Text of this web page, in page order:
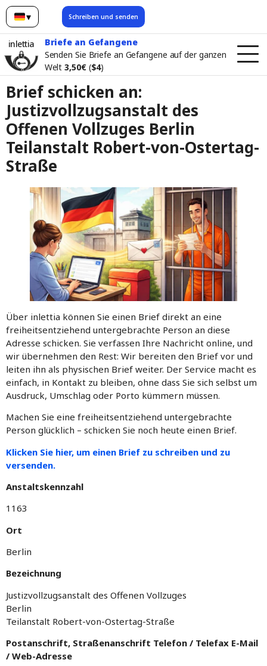
▾
Deutsch Schreiben und senden
inlettia
Briefe an Gefangene
Senden Sie Briefe an Gefangene auf der ganzen
Welt 3,50€ ($4)
Brief schicken an:
Justizvollzugsanstalt des
Offenen Vollzuges Berlin
Teilanstalt Robert-von-Ostertag-
Straße
Über inlettia können Sie einen Brief direkt an eine
freiheitsentziehend untergebrachte Person an diese
Adresse schicken. Sie verfassen Ihre Nachricht online, und
wir übernehmen den Rest: Wir bereiten den Brief vor und
leiten ihn als physischen Brief weiter. Der Service macht es
einfach, in Kontakt zu bleiben, ohne dass Sie sich selbst um
Ausdruck, Umschlag oder Porto kümmern müssen.
Machen Sie eine freiheitsentziehend untergebrachte
Person glücklich – schicken Sie noch heute einen Brief.
Klicken Sie hier, um einen Brief zu schreiben und zu
versenden.
Anstaltskennzahl
1163
Ort
Berlin
Bezeichnung
Justizvollzugsanstalt des Offenen Vollzuges
Berlin
Teilanstalt Robert-von-Ostertag-Straße
Postanschrift, Straßenanschrift Telefon / Telefax E-Mail
/ Web-Adresse